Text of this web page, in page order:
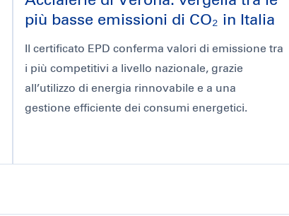
più basse emissioni di CO₂ in Italia
Il certificato EPD conferma valori di emissione tra
i più competitivi a livello nazionale, grazie
all’utilizzo di energia rinnovabile e a una
gestione efficiente dei consumi energetici.